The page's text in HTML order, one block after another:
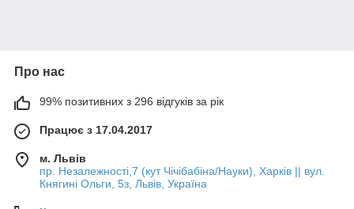
Про нас
99% позитивних з 296 відгуків за рік
Працює з 17.04.2017
м. Львів
пр. Незалежності,7 (кут Чічібабіна/Науки), Харків || вул.
Княгині Ольги, 5з, Львів, Україна